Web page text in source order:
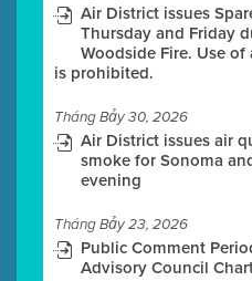
Air District issues
Thursday and Friday
Woodside Fire. Use
is prohibited.
Tháng Bảy 30, 2026
Air District issues air
smoke for Sonoma
evening
Tháng Bảy 23, 2026
Public Comment
Advisory Council